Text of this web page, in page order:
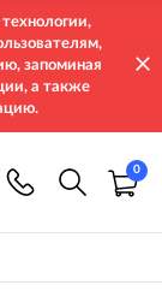
запоминая
а также
0